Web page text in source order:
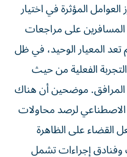
المؤثرة في اختيار
يطّلع نحو 80% من المسافرين على مراجعات
تعد المعيار الوحيد، في ظل
الفعلية من حيث
المرافق. موضحين أن هناك
الاصطناعي لرصد محاولات
القضاء على الظاهرة
إجراءات تشمل